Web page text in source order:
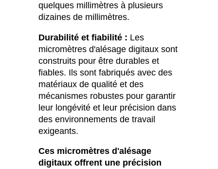
quelques millimètres à plusieurs
dizaines de millimètres.
Durabilité et fiabilité : Les
micromètres d'alésage digitaux sont
construits pour être durables et
fiables. Ils sont fabriqués avec des
matériaux de qualité et des
mécanismes robustes pour garantir
leur longévité et leur précision dans
des environnements de travail
exigeants.
Ces micromètres d'alésage
digitaux offrent une précision